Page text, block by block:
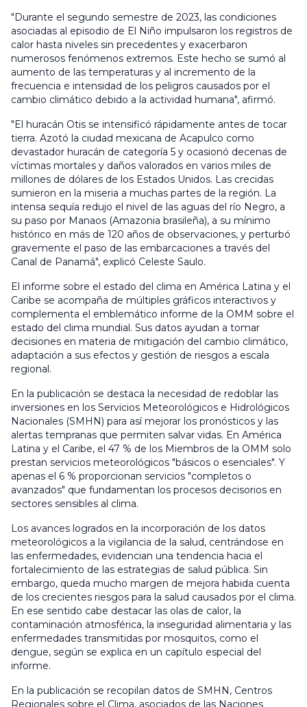
"Durante el segundo semestre de 2023, las condiciones
asociadas al episodio de El Niño impulsaron los registros de
calor hasta niveles sin precedentes y exacerbaron
numerosos fenómenos extremos. Este hecho se sumó al
aumento de las temperaturas y al incremento de la
frecuencia e intensidad de los peligros causados por el
cambio climático debido a la actividad humana", afirmó.
"El huracán Otis se intensificó rápidamente antes de tocar
tierra. Azotó la ciudad mexicana de Acapulco como
devastador huracán de categoría 5 y ocasionó decenas de
víctimas mortales y daños valorados en varios miles de
millones de dólares de los Estados Unidos. Las crecidas
sumieron en la miseria a muchas partes de la región. La
intensa sequía redujo el nivel de las aguas del río Negro, a
su paso por Manaos (Amazonia brasileña), a su mínimo
histórico en más de 120 años de observaciones, y perturbó
gravemente el paso de las embarcaciones a través del
Canal de Panamá", explicó Celeste Saulo.
El informe sobre el estado del clima en América Latina y el
Caribe se acompaña de múltiples gráficos interactivos y
complementa el emblemático informe de la OMM sobre el
estado del clima mundial. Sus datos ayudan a tomar
decisiones en materia de mitigación del cambio climático,
adaptación a sus efectos y gestión de riesgos a escala
regional.
En la publicación se destaca la necesidad de redoblar las
inversiones en los Servicios Meteorológicos e Hidrológicos
Nacionales (SMHN) para así mejorar los pronósticos y las
alertas tempranas que permiten salvar vidas. En América
Latina y el Caribe, el 47 % de los Miembros de la OMM solo
prestan servicios meteorológicos "básicos o esenciales". Y
apenas el 6 % proporcionan servicios "completos o
avanzados" que fundamentan los procesos decisorios en
sectores sensibles al clima.
Los avances logrados en la incorporación de los datos
meteorológicos a la vigilancia de la salud, centrándose en
las enfermedades, evidencian una tendencia hacia el
fortalecimiento de las estrategias de salud pública. Sin
embargo, queda mucho margen de mejora habida cuenta
de los crecientes riesgos para la salud causados por el clima.
En ese sentido cabe destacar las olas de calor, la
contaminación atmosférica, la inseguridad alimentaria y las
enfermedades transmitidas por mosquitos, como el
dengue, según se explica en un capítulo especial del
informe.
En la publicación se recopilan datos de SMHN, Centros
Regionales sobre el Clima, asociados de las Naciones